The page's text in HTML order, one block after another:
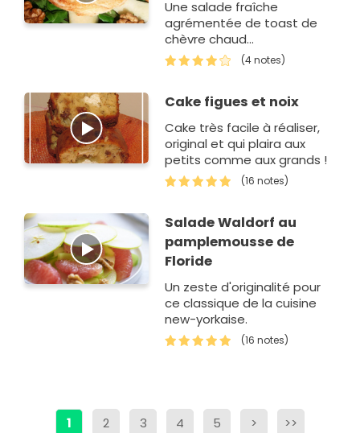
Une salade fraîche
agrémentée de toast de
chèvre chaud...
(4 notes)
Cake figues et noix
Cake très facile à réaliser,
original et qui plaira aux
petits comme aux grands !
(16 notes)
Salade Waldorf au
pamplemousse de
Floride
Un zeste d'originalité pour
ce classique de la cuisine
new-yorkaise.
(16 notes)
1 2 3 4 5 > >>